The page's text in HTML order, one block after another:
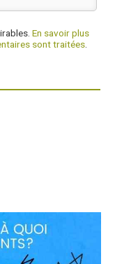
En savoir plus
sont traitées.